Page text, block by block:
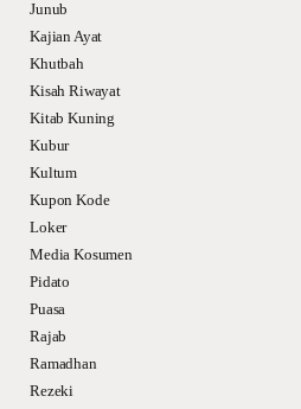
Junub
Kajian Ayat
Khutbah
Kisah Riwayat
Kitab Kuning
Kubur
Kultum
Kupon Kode
Loker
Media Kosumen
Pidato
Puasa
Rajab
Ramadhan
Rezeki